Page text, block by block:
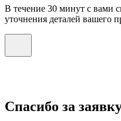
В течение 30 минут с вами
уточнения деталей вашего
Спасибо за